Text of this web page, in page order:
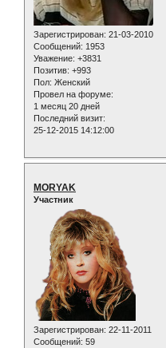
Зарегистрирован: 21-03-2010
Сообщений: 1953
Уважение: +3831
Позитив: +993
Пол: Женский
Провел на форуме:
1 месяц 20 дней
Последний визит:
25-12-2015 14:12:00
MORYAK
Участник
Зарегистрирован: 22-11-2011
Сообщений: 59